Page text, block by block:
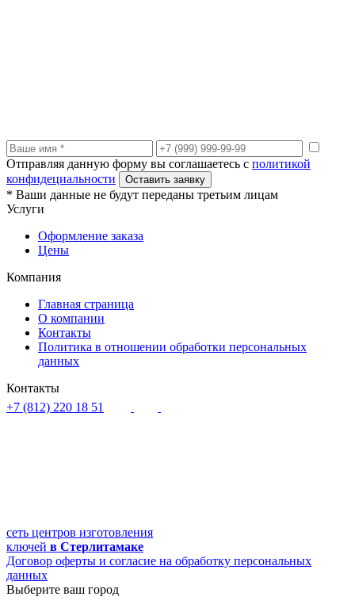
Отправляя данную форму вы соглашаетесь с политикой
конфидециальности
Оставить заявку
* Ваши данные не будут переданы третьим лицам
Услуги
Оформление заказа
Цены
Компания
Главная страница
О компании
Контакты
Политика в отношении обработки персональных
данных
Контакты
+7 (812) 220 18 51
сеть центров изготовления
ключей в Стерлитамаке
Договор оферты и согласие на обработку персональных
данных
Выберите ваш город